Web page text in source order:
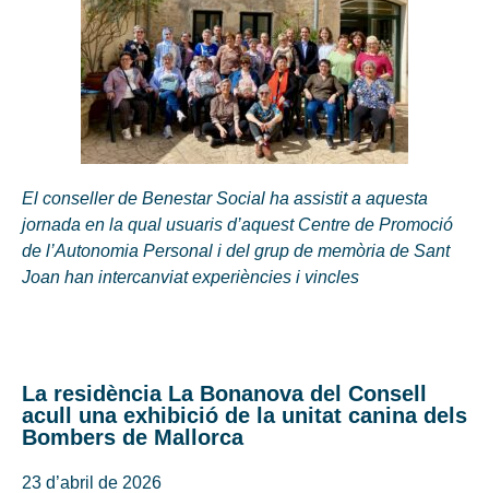
El conseller de Benestar Social ha assistit a aquesta
jornada en la qual usuaris d’aquest Centre de Promoció
de l’Autonomia Personal i del grup de memòria de Sant
Joan han intercanviat experiències i vincles
La residència La Bonanova del Consell
acull una exhibició de la unitat canina dels
Bombers de Mallorca
23 d’abril de 2026